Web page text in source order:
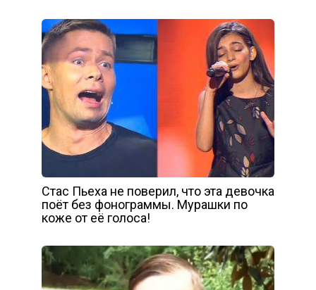
Стас Пьеха не поверил, что эта девочка
поёт без фонограммы. Мурашки по
коже от её голоса!